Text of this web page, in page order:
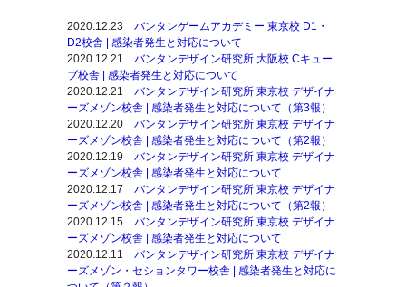
2020.12.23 バンタンゲームアカデミー 東京校 D1・
D2校舎 | 感染者発生と対応について
2020.12.21 バンタンデザイン研究所 大阪校 Cキュー
ブ校舎 | 感染者発生と対応について
2020.12.21 バンタンデザイン研究所 東京校 デザイナ
ーズメゾン校舎 | 感染者発生と対応について（第3報）
2020.12.20 バンタンデザイン研究所 東京校 デザイナ
ーズメゾン校舎 | 感染者発生と対応について（第2報）
2020.12.19 バンタンデザイン研究所 東京校 デザイナ
ーズメゾン校舎 | 感染者発生と対応について
2020.12.17 バンタンデザイン研究所 東京校 デザイナ
ーズメゾン校舎 | 感染者発生と対応について（第2報）
2020.12.15 バンタンデザイン研究所 東京校 デザイナ
ーズメゾン校舎 | 感染者発生と対応について
2020.12.11 バンタンデザイン研究所 東京校 デザイナ
ーズメゾン・セションタワー校舎 | 感染者発生と対応に